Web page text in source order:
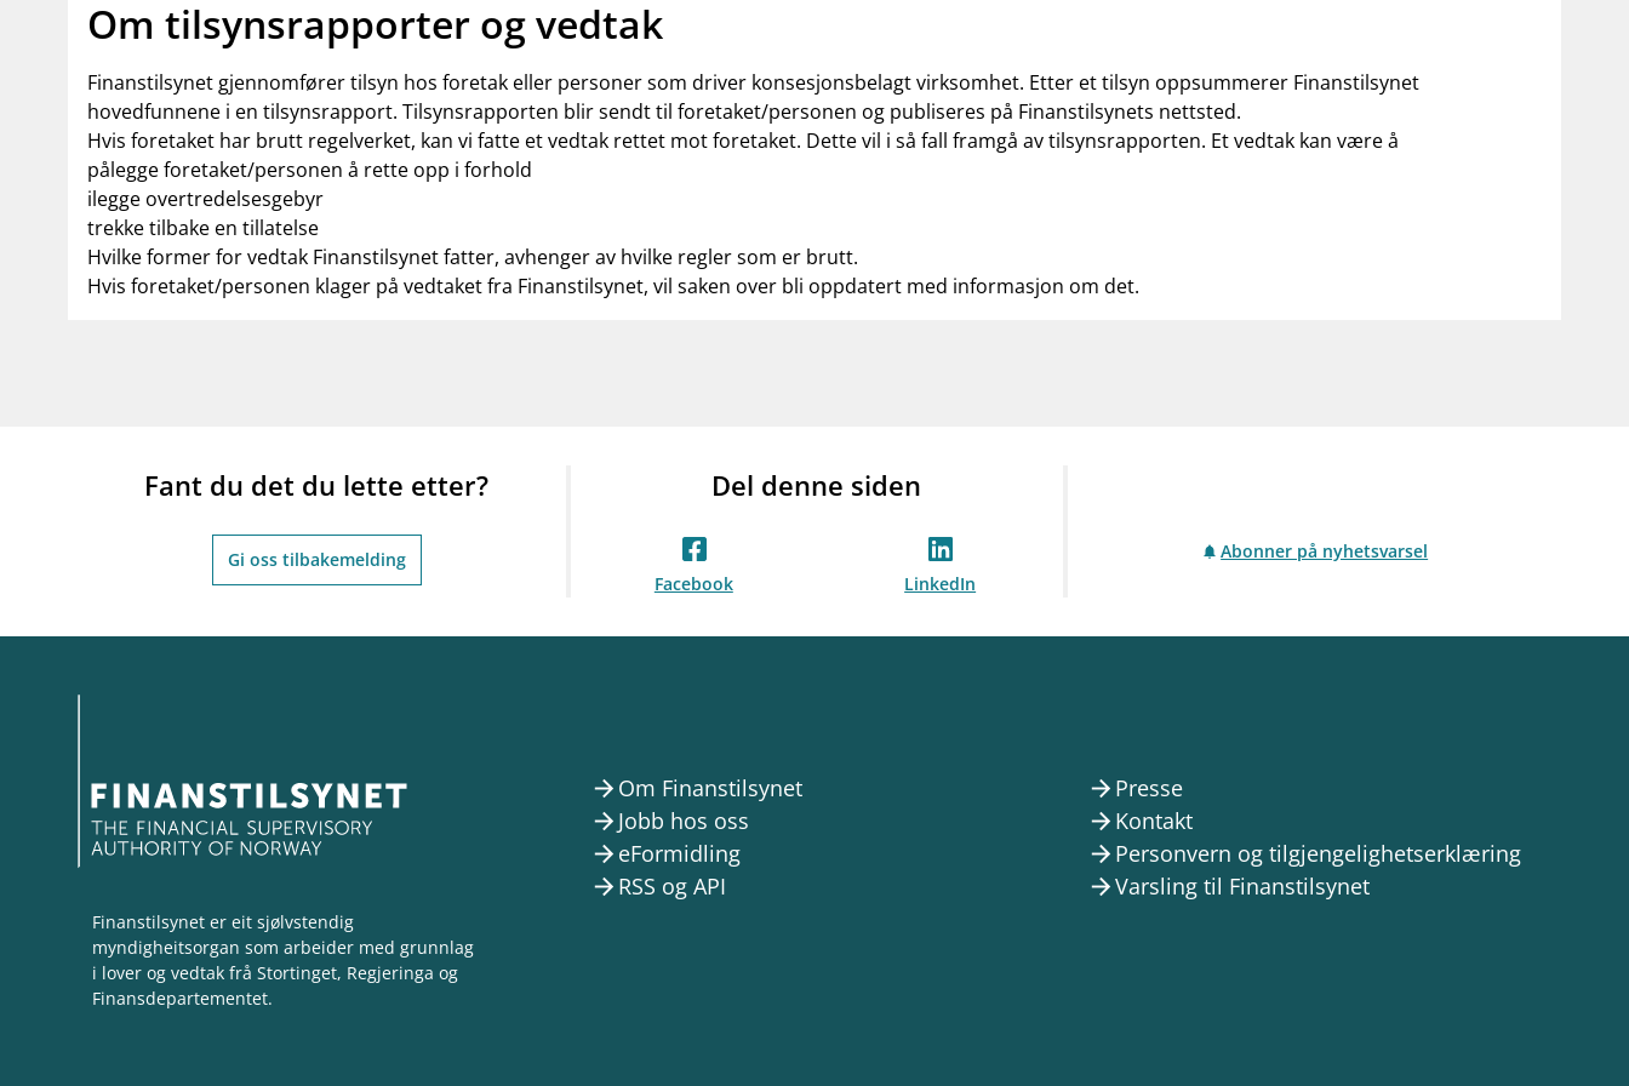
Om tilsynsrapporter og vedtak
Finanstilsynet gjennomfører tilsyn hos foretak eller personer som driver konsesjonsbelagt virksomhet. Etter et tilsyn oppsummerer Finanstilsynet
hovedfunnene i en tilsynsrapport. Tilsynsrapporten blir sendt til foretaket/personen og publiseres på Finanstilsynets nettsted.
Hvis foretaket har brutt regelverket, kan vi fatte et vedtak rettet mot foretaket. Dette vil i så fall framgå av tilsynsrapporten. Et vedtak kan være å
pålegge foretaket/personen å rette opp i forhold
ilegge overtredelsesgebyr
trekke tilbake en tillatelse
Hvilke former for vedtak Finanstilsynet fatter, avhenger av hvilke regler som er brutt.
Hvis foretaket/personen klager på vedtaket fra Finanstilsynet, vil saken over bli oppdatert med informasjon om det.
Fant du det du lette etter?
Gi oss tilbakemelding
Del denne siden
Facebook LinkedIn
Abonner på nyhetsvarsel
Finanstilsynet er eit sjølvstendig
myndigheitsorgan som arbeider med grunnlag
i lover og vedtak frå Stortinget, Regjeringa og
Finansdepartementet.
arrow_forward Om Finanstilsynet arrow_forward Presse
arrow_forward Jobb hos oss arrow_forward Kontakt
arrow_forward eFormidling arrow_forward Personvern og tilgjengelighetserklæring
arrow_forward RSS og API arrow_forwardVarsling til Finanstilsynet